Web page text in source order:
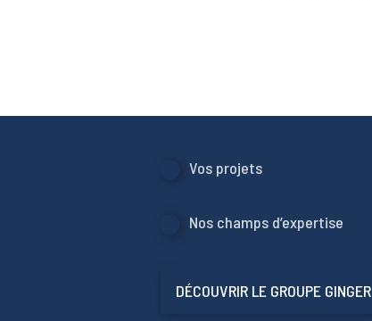
Vos projets
Nos champs d’expertise
DÉCOUVRIR LE GROUPE GINGER